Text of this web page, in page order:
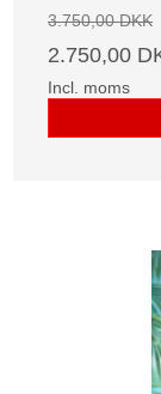
3.750,00 DKK
2.750,00
Incl. moms